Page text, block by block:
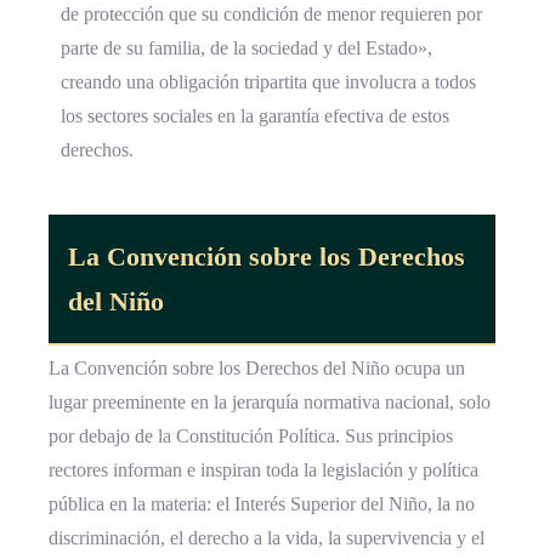
de protección que su condición de menor requieren por
parte de su familia, de la sociedad y del Estado»,
creando una obligación tripartita que involucra a todos
los sectores sociales en la garantía efectiva de estos
derechos.
La Convención sobre los Derechos
del Niño
La Convención sobre los Derechos del Niño ocupa un
lugar preeminente en la jerarquía normativa nacional, solo
por debajo de la Constitución Política. Sus principios
rectores informan e inspiran toda la legislación y política
pública en la materia: el Interés Superior del Niño, la no
discriminación, el derecho a la vida, la supervivencia y el